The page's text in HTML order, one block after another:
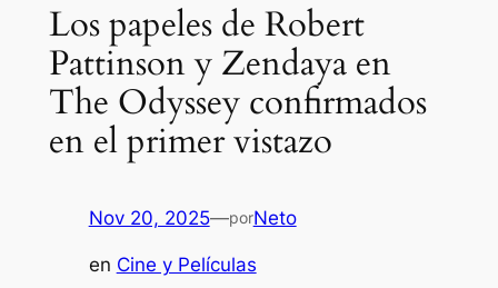
Los papeles de Robert
Pattinson y Zendaya en
The Odyssey confirmados
en el primer vistazo
Nov 20, 2025—porNeto
en Cine y Películas